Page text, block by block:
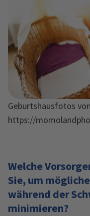
Geburtshausfotos
https://
Welche
Sie, um
während der
minimieren?